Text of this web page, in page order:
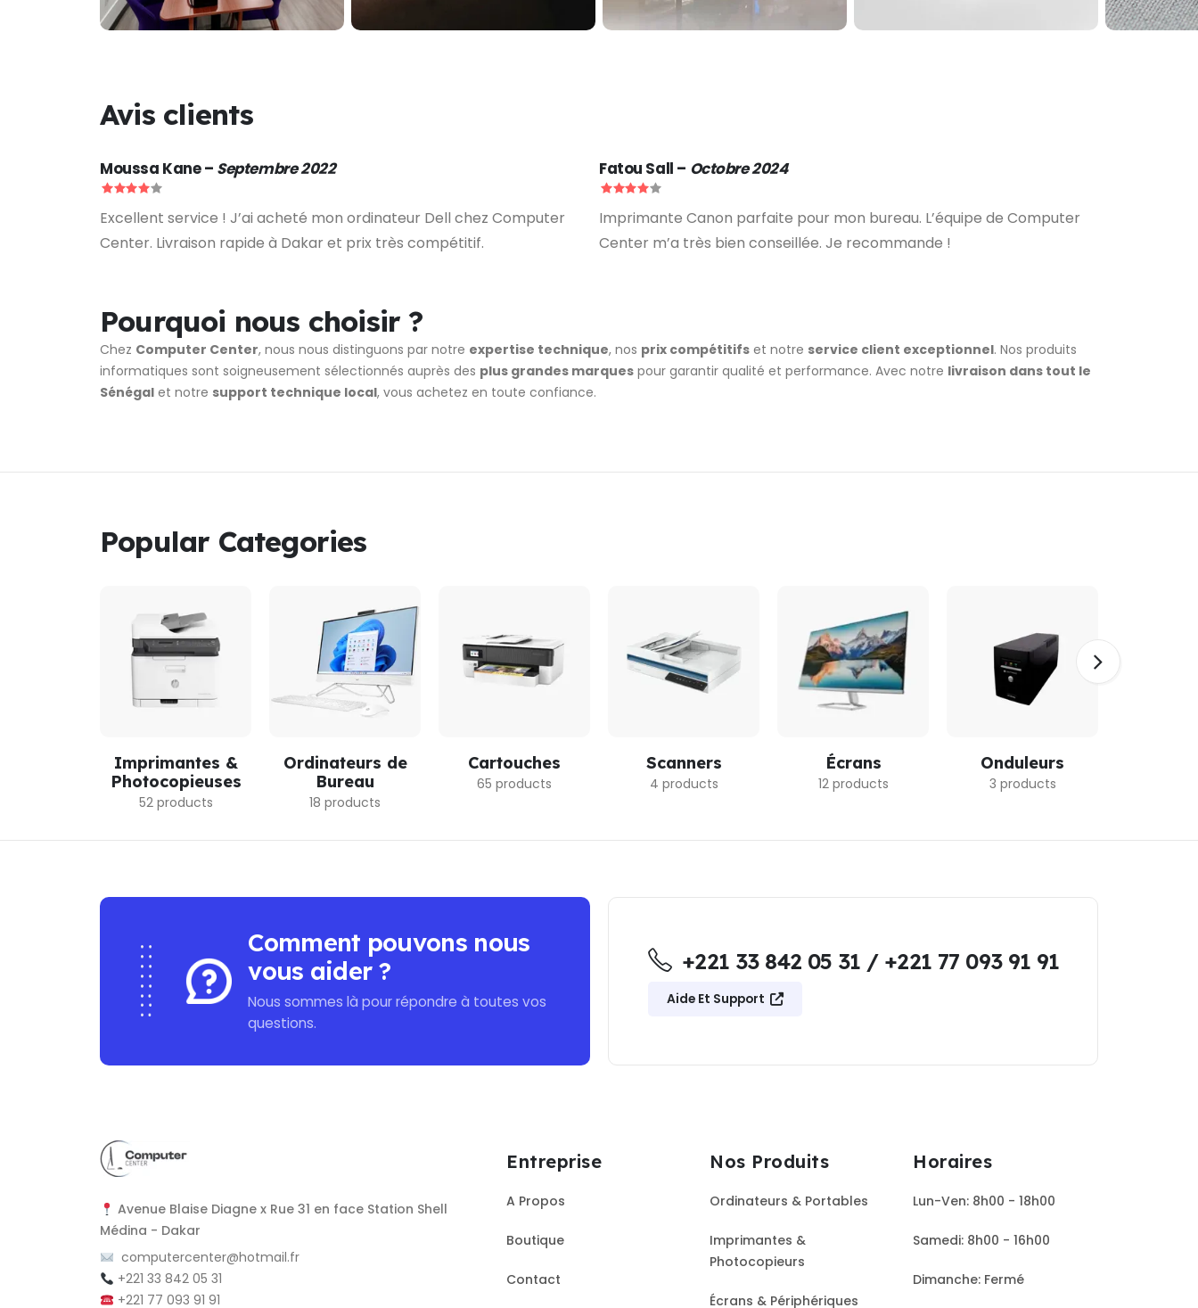
Avis clients
Moussa Kane– Septembre 2022
Excellent service ! J’ai acheté mon ordinateur Dell chez Computer
Center. Livraison rapide à Dakar et prix très compétitif.
Fatou Sall – Octobre 2024
Imprimante Canon parfaite pour mon bureau. L’équipe de Computer
Center m’a très bien conseillée. Je recommande !
Pourquoi nous choisir ?
Chez Computer Center, nous nous distinguons par notre expertise technique, nos prix compétitifs et notre service client exceptionnel. Nos produits
informatiques sont soigneusement sélectionnés auprès des plus grandes marques pour garantir qualité et performance. Avec notre livraison dans tout le
Sénégal et notre support technique local, vous achetez en toute confiance.
Popular Categories
Imprimantes &
Photocopieuses
52 products
Ordinateurs de
Bureau
18 products
Cartouches
65 products
Scanners
4 products
Écrans
12 products
Onduleurs
3 products
Comment pouvons nous
vous aider ?
Nous sommes là pour répondre à toutes vos
questions.
+221 33 842 05 31 / +221 77 093 91 91
Aide Et Support
Avenue Blaise Diagne x Rue 31 en face Station Shell
Médina - Dakar
computercenter@hotmail.fr
+221 33 842 05 31
+221 77 093 91 91
Entreprise
A Propos
Boutique
Contact
Nos Produits
Ordinateurs & Portables
Imprimantes &
Photocopieurs
Écrans & Périphériques
Horaires
Lun-Ven: 8h00 - 18h00
Samedi: 8h00 - 16h00
Dimanche: Fermé